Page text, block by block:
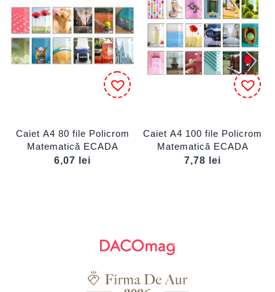
Caiet A4 80 file Policrom
Matematică ECADA
6,07
lei
Caiet A4 100 file Policrom
Matematică ECADA
7,78
lei